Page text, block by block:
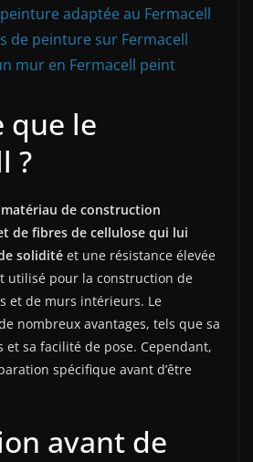
adaptée au Fermacell
de peinture sur Fermacell
mur en Fermacell peint
que le
?
de construction
de fibres de cellulose qui lui
solidité et une résistance élevée
utilisé pour la construction de
et de murs intérieurs. Le
nombreux avantages, tels que sa
et sa facilité de pose. Cependant,
spécifique avant d’être
avant de